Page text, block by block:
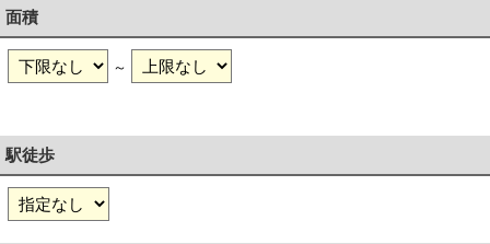
面積
～
駅徒歩